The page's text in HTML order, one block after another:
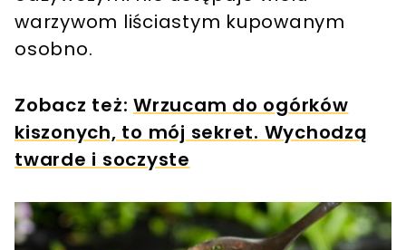
warzywom liściastym kupowanym
osobno.
Zobacz też: Wrzucam do ogórków
kiszonych, to mój sekret. Wychodzą
twarde i soczyste